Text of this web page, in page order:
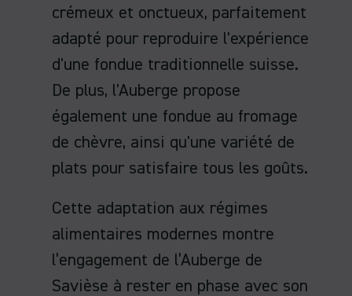
crémeux et onctueux, parfaitement
adapté pour reproduire l'expérience
d'une fondue traditionnelle suisse.
De plus, l'Auberge propose
également une fondue au fromage
de chèvre, ainsi qu'une variété de
plats pour satisfaire tous les goûts.
Cette adaptation aux régimes
alimentaires modernes montre
l’engagement de l’Auberge de
Savièse à rester en phase avec son